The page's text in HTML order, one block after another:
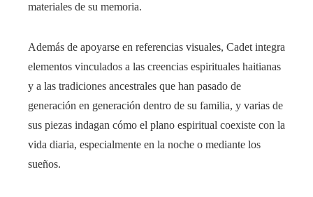
materiales de su memoria.
Además de apoyarse en referencias visuales, Cadet integra
elementos vinculados a las creencias espirituales haitianas
y a las tradiciones ancestrales que han pasado de
generación en generación dentro de su familia, y varias de
sus piezas indagan cómo el plano espiritual coexiste con la
vida diaria, especialmente en la noche o mediante los
sueños.